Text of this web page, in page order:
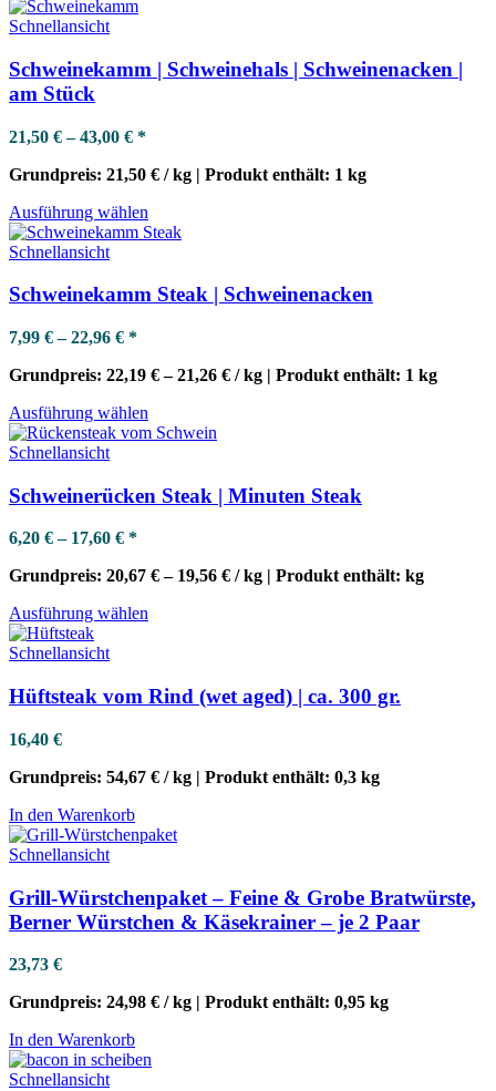
Varianten
auf.
auf
der
gewählt
werden
Schnellansicht
Schweinekamm | Schweinehals | Schweinenacken |
am Stück
21,50 €–43,00 € *
Grundpreis: 21,50 € /kg | Produkt enthält: 1 kg
Ausführung wählen
Produkt
Varianten
können
Produktseite
Schnellansicht
Schweinekamm Steak | Schweinenacken
7,99 €–22,96 € *
Grundpreis: 22,19 €–21,26 € /kg | Produkt enthält: 1 kg
Ausführung wählen
Produkt
Varianten
auf.
können
Schnellansicht
Schweinerücken Steak | Minuten Steak
6,20 €– 17,60 € *
Grundpreis: 20,67 €– 19,56 € /kg | Produkt enthält: kg
Ausführung wählen
Varianten
können
Produktseite
Schnellansicht
Hüftsteak vom Rind (wet aged) | ca. 300 gr.
16,40 €
Grundpreis: 54,67 € /kg | Produkt enthält: 0,3 kg
In den Warenkorb
Schnellansicht
Grill-Würstchenpaket – Feine & Grobe Bratwürste,
Berner Würstchen & Käsekrainer – je 2 Paar
23,73 €
Grundpreis: 24,98 € /kg | Produkt enthält: 0,95 kg
In den Warenkorb
Schnellansicht